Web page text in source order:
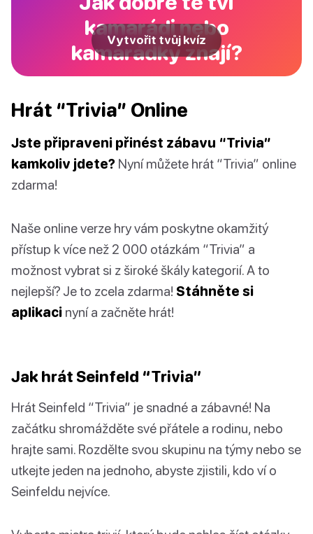
kamarádi nebo
kamarádky znají?
Vytvořit tvůj kvíz
Hrát “Trivia” Online
Jste připraveni přinést zábavu “Trivia”
kamkoliv jdete? Nyní můžete hrát “Trivia” online
zdarma!
Naše online verze hry vám poskytne okamžitý
přístup k více než 2 000 otázkám “Trivia” a
možnost vybrat si z široké škály kategorií. A to
nejlepší? Je to zcela zdarma! Stáhněte si
aplikaci nyní a začněte hrát!
Jak hrát Seinfeld “Trivia”
Hrát Seinfeld “Trivia” je snadné a zábavné! Na
začátku shromážděte své přátele a rodinu, nebo
hrajte sami. Rozdělte svou skupinu na týmy nebo se
utkejte jeden na jednoho, abyste zjistili, kdo ví o
Seinfeldu nejvíce.